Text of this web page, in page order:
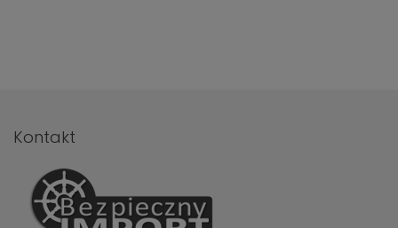
Kontakt